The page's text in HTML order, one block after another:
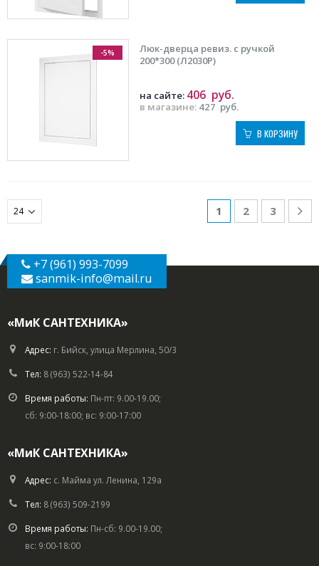
-5%
Люк-дверца ревиз. с ручкой
200*300 (Л2030Р)
в магазине: 427 руб.
на сайте: 406 руб.
В КОРЗИНУ
1 2 3
+7 (961) 993-7099
sanmik-info@mail.ru
«МиК САНТЕХНИКА»
Адрес: г. Бийск, улица Мерлина, 50/3
Тел: 8 (963) 522-14-84
Время работы: Пн-пт: 9.00-19.00;
сб: 9:00-18:00; вс: 9:00-17:00
«МиК САНТЕХНИКА»
Адрес: с. Майма ул. Ленина, 129а
Тел: 8 (963) 509-2199
Время работы: Пн-сб: 9.00-19.00;
вс: 9:00-18:00